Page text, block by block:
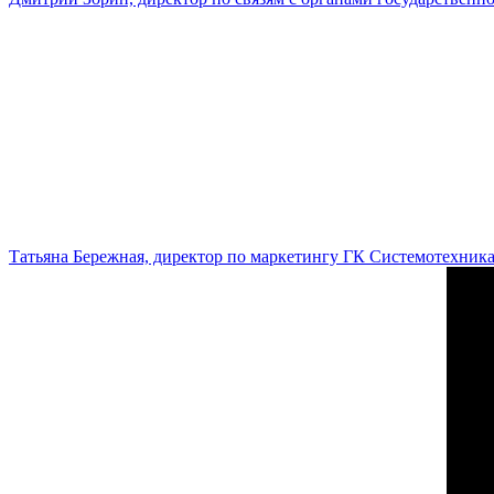
Татьяна Бережная, директор по маркетингу ГК Системотехника